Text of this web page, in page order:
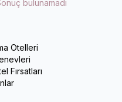
bulunamadı
Otelleri
Fırsatları